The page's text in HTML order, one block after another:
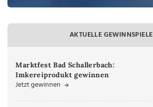
AKTUELLE GEWINNSPIELE
Marktfest Bad Schallerbach:
Imkereiprodukt gewinnen
Jetzt gewinnen